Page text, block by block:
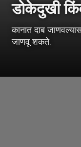
डोकेदुखी
कानात दाब
जाणवू शकते.